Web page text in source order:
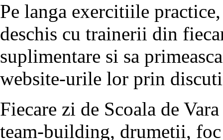
Pe langa exercitiile
deschis cu trainerii din
suplimentare si sa
website-urile lor prin
Fiecare zi de Scoala de
team-building, drumetii,